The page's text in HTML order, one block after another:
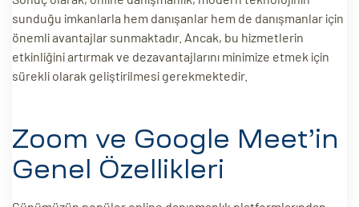
sunduğu imkanlarla hem danışanlar hem de danışmanlar için
önemli avantajlar sunmaktadır. Ancak, bu hizmetlerin
etkinliğini artırmak ve dezavantajlarını minimize etmek için
sürekli olarak geliştirilmesi gerekmektedir.
Zoom ve Google Meet’in
Genel Özellikleri